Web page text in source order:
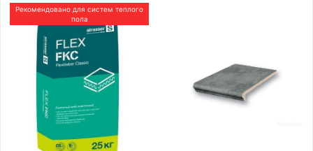
Рекомендовано для систем теплого
пола